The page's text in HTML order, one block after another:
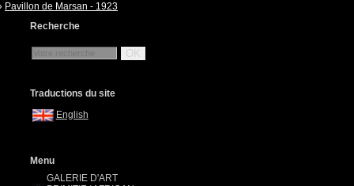
Pavillon de Marsan - 1923
Recherche
OK
Traductions du site
English
Menu
GALERIE D'ART